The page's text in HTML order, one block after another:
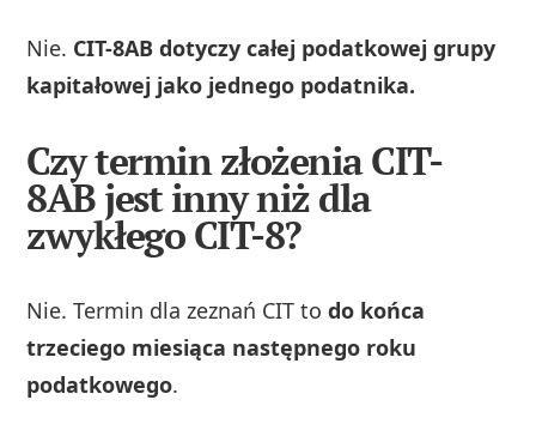
Nie. CIT-8AB dotyczy całej podatkowej grupy
kapitałowej jako jednego podatnika.
Czy termin złożenia CIT-
8AB jest inny niż dla
zwykłego CIT-8?
Nie. Termin dla zeznań CIT todo końca
trzeciego miesiąca następnego roku
podatkowego.